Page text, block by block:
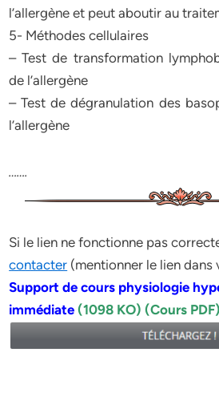
l’allergène et peut aboutir au
5- Méthodes cellulaires
– Test de transformation
de l’allergène
– Test de dégranulation des
l’allergène
…….
Si le lien ne fonctionne pas
contacter (mentionner le lien dans
Support de cours physiologie
immédiate(1098 KO) (Cours PDF)